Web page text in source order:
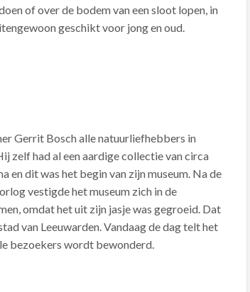
of over de bodem van een sloot lopen, in
geschikt voor jong en oud.
Gerrit Bosch alle natuurliefhebbers in
zelf had al een aardige collectie van circa
dit was het begin van zijn museum. Na de
vestigde het museum zich in de
omdat het uit zijn jasje was gegroeid. Dat
van Leeuwarden. Vandaag de dag telt het
bezoekers wordt bewonderd.